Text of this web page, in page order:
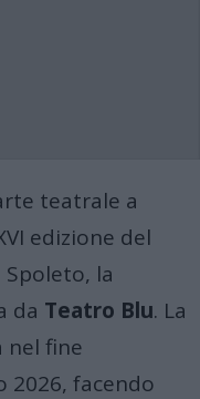
teatrale a
edizione del
Spoleto, la
da Teatro Blu. La
nel fine
2026, facendo